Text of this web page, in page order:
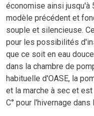
économise ainsi jusqu'à
modèle précédent et
souple et silencieuse.
pour les possibilités
que ce soit en eau
dans la chambre de
habituelle d'OASE, la
et la marche à sec et
C° pour l'hivernage dans